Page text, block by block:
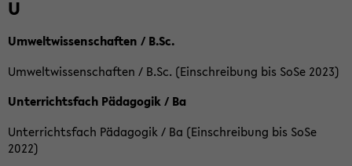
U
Umweltwissenschaften / B.Sc.
Umweltwissenschaften / B.Sc. (Einschreibung bis SoSe 2023)
Unterrichtsfach Pädagogik / Ba
Unterrichtsfach Pädagogik / Ba (Einschreibung bis SoSe
2022)